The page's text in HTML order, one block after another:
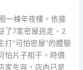
棟年夜樓。依據
了7家密屋逃走、2
打“可怕密屋”的體驗
怕片子相干。時價
家先容，店內已是